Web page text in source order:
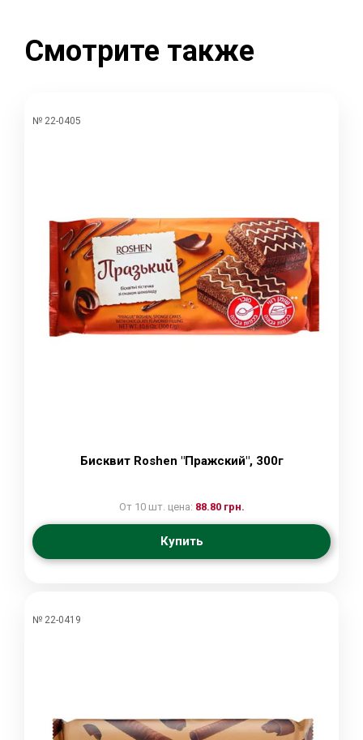
Смотрите также
№ 22-0405
Бисквит Roshen "Пражский", 300г
От 10 шт. цена: 88.80 грн.
Купить
№ 22-0419